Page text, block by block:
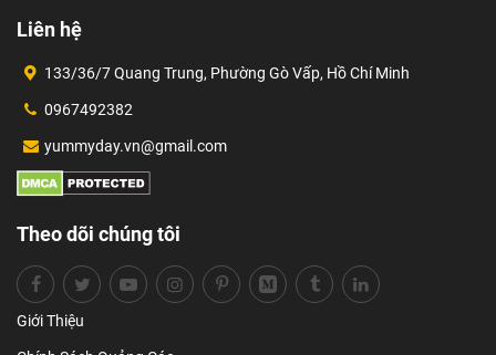
Liên hệ
133/36/7 Quang Trung, Phường Gò Vấp, Hồ Chí Minh
0967492382
yummyday.vn@gmail.com
Theo dõi chúng tôi
Giới Thiệu